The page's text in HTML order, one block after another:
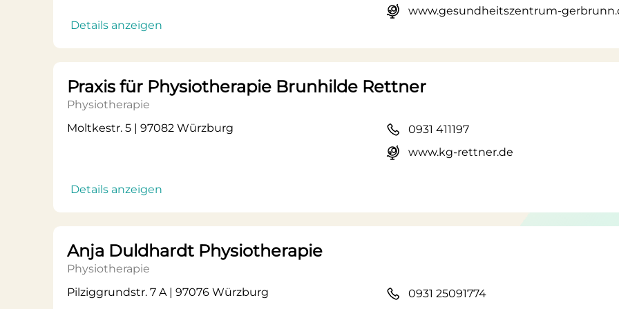
Details anzeigen
www.gesundheitszentrum-
Praxis für Physiotherapie Brunhilde Rettner
Physiotherapie
Moltkestr. 5 | 97082 Würzburg
Details anzeigen
0931 411197
www.kg-rettner.de
Anja Duldhardt Physiotherapie
Physiotherapie
Pilziggrundstr. 7 A | 97076 Würzburg
0931 25091774